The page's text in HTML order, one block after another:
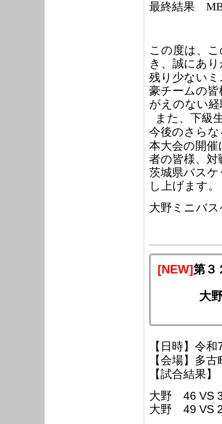
最終結果
この度は、
き、誠にあ
残り少ない
豪チームの
がえのない
また、下級
今後のさら
本大会の開
者の皆様、
茨城県バス
し上げます。
大野ミニバ
[NEW]第３
大
【日時】令和
【会場】多
【試合結果】
大野 46 VS
大野 49 VS